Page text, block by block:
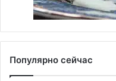
Популярно сейчас